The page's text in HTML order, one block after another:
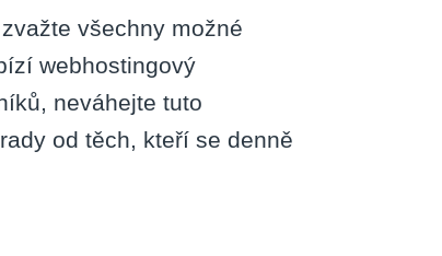
všechny možné
webhostingový
neváhejte tuto
od těch, kteří se denně